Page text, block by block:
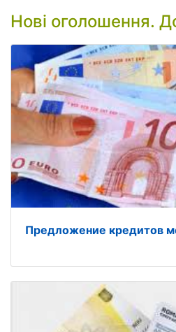
Нові оголошення.
Предложение кредитов